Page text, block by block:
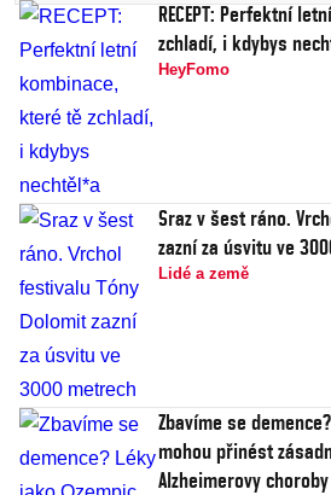
RECEPT: Perfektní
zchladí, i kdybys
HeyFomo
Sraz v šest ráno.
zazní za úsvitu ve
Lidé a země
Zbavíme se
mohou přinést
Alzheimerovy choroby